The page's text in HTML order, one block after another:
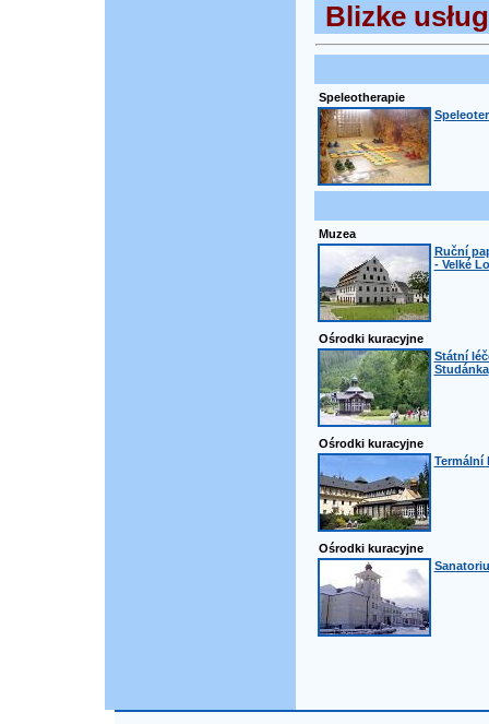
Blizke
Speleotherapie
Muzea
Ruční
- Velké
Ośrodki kuracyjne
Státní
Studánka
Ośrodki kuracyjne
Termální
Ośrodki kuracyjne